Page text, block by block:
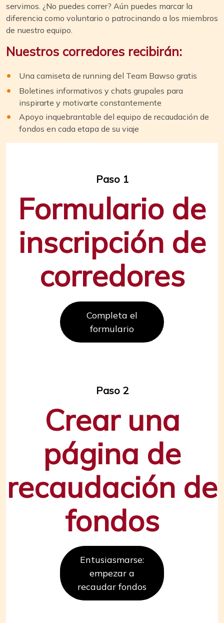
servimos. ¿No puedes correr? Aún puedes marcar la
diferencia como voluntario o patrocinando a los miembros
de nuestro equipo.
Nuestros corredores recibirán:
Una camiseta de running del Team Bawso gratis
Boletines informativos y chats grupales para
inspirarte y motivarte constantemente
Apoyo inquebrantable del equipo de recaudación de
fondos en cada etapa de su viaje
Paso 1
Formulario de
inscripción de
corredores
Completa el
formulario
Paso 2
Crear una
página de
recaudación de
fondos
Entusiasmarse:
empezar a
recaudar fondos